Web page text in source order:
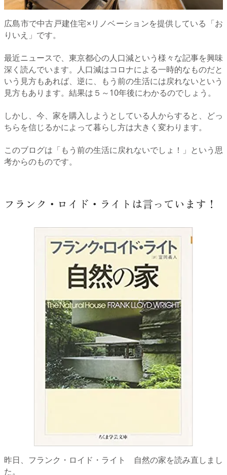
広島市で中古戸建住宅×リノベーションを提供している「お
りいえ」です。
最近ニュースで、東京都心の人口減という様々な記事を興味
深く読んでいます。人口減はコロナによる一時的なものだと
いう見方もあれば、逆に、もう前の生活には戻れないという
見方もあります。結果は５～10年後にわかるのでしょう。
しかし、今、家を購入しようとしている人からすると、どっ
ちらを信じるかによって暮らし方は大きく変わります。
このブログは「もう前の生活に戻れないでしょ！」という思
考からのものです。
フランク・ロイド・ライトは言っています！
昨日、 フランク・ロイド・ライト 自然の家を読み直しまし
た。